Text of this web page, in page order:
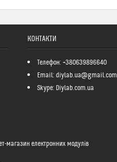
КОНТАКТИ
Телефон: +380639896640
Email: diylab.ua@gmail.com
Skype: Diylab.com.ua
магазин електронних модулів